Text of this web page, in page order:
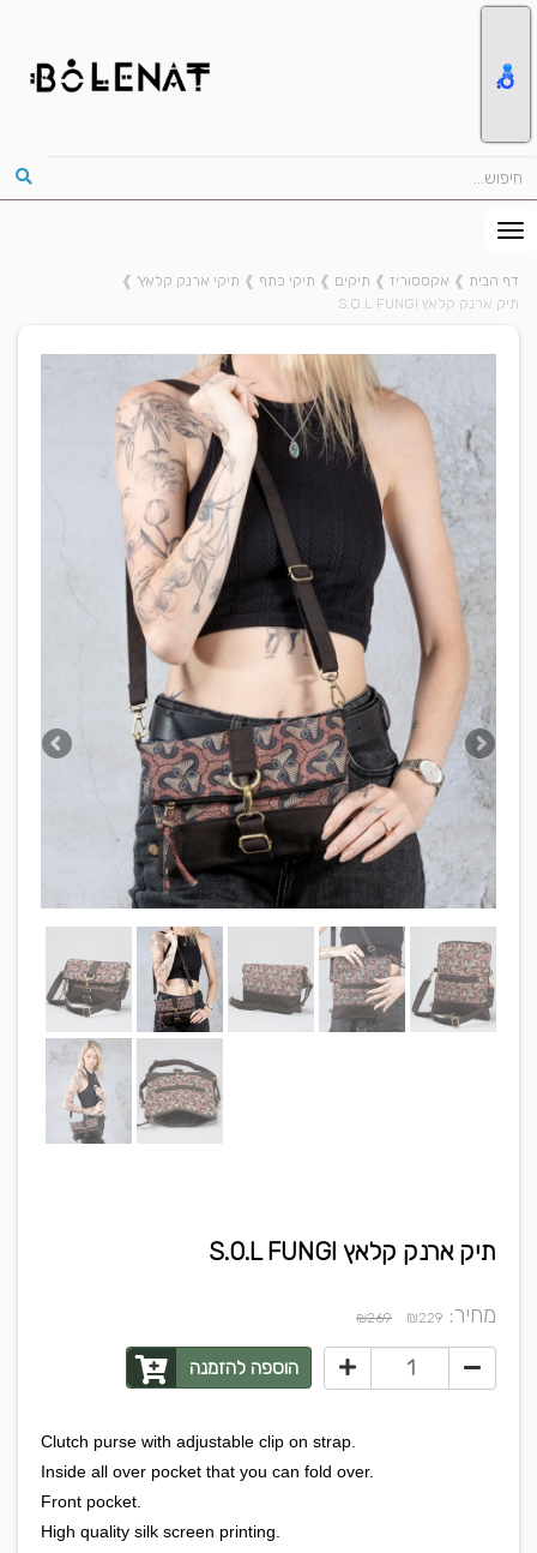
דף הבית ❱ אקססוריז ❱ תיקים ❱ תיקי כתף ❱ תיקי ארנק קלאץ' ❱
תיק ארנק קלאץ S.O.L FUNGI
תיק ארנק קלאץ S.O.L FUNGI
מחיר: ₪229
₪269
הוספה להזמנה
Clutch purse with adjustable clip on strap.
Inside all over pocket that you can fold over.
Front pocket.
High quality silk screen printing.